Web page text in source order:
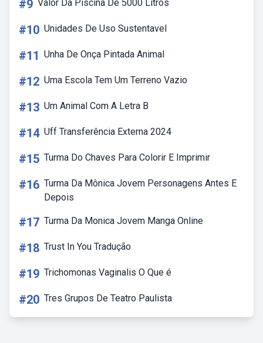
#9 Valor Da Piscina De 5000 Litros
#10 Unidades De Uso Sustentavel
#11 Unha De Onça Pintada Animal
#12 Uma Escola Tem Um Terreno Vazio
#13 Um Animal Com A Letra B
#14 Uff Transferência Externa 2024
#15 Turma Do Chaves Para Colorir E Imprimir
#16 Turma Da Mônica Jovem Personagens Antes E
Depois
#17 Turma Da Monica Jovem Manga Online
#18 Trust In You Tradução
#19 Trichomonas Vaginalis O Que é
#20 Tres Grupos De Teatro Paulista